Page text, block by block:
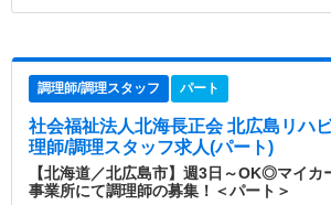
調理師/調理スタッフ パート
社会福祉法人北海長正会 北広島リハ
理師/調理スタッフ求人(パート)
【北海道／北広島市】週3日～OK◎マイカ
事業所にて調理師の募集！＜パート＞